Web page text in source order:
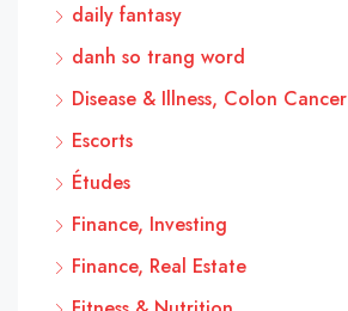
daily fantasy
danh so trang word
Disease & Illness, Colon Cancer
Escorts
Études
Finance, Investing
Finance, Real Estate